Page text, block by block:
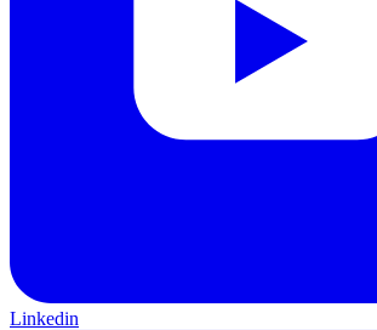
Linkedin